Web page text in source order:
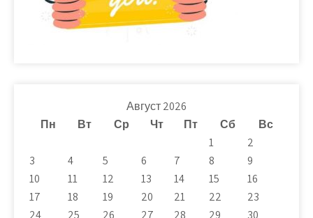
Август 2026
Пн
Вт Ср Чт Пт Сб
Вс
1
2
3
4 5 6 7 8
9
10
11 12 13 14 15
16
17
18 19 20 21 22
23
24
25 26 27 28 29 30